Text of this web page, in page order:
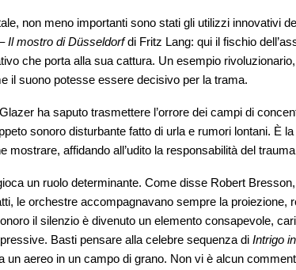
non meno importanti sono stati gli utilizzi innovativi
Il mostro di Düsseldorfdi Fritz Lang: qui il fischio
che porta alla sua cattura. Un esempio
il suono potesse essere decisivo per la trama.
ha saputo trasmettere l’orrore dei campi di
sonoro disturbante fatto di urla e rumori lontani. È la
affidando all’udito la responsabilità del
un ruolo determinante. Come disse Robert
le orchestre accompagnavano sempre la proiezione,
il silenzio è divenuto un elemento consapevole,
Basti pensare alla celebre sequenza di Intrigo
aereo in un campo di grano. Non vi è alcun